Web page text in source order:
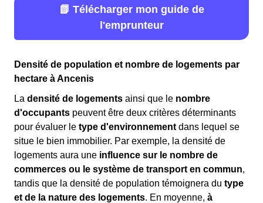
📗 Télécharger mon guide de
l'emprunteur
Densité de population et nombre de logements par
hectare à Ancenis
La densité de logements ainsi que le nombre
d'occupants peuvent être deux critères déterminants
pour évaluer le type d'environnement dans lequel se
situe le bien immobilier. Par exemple, la densité de
logements aura une influence sur le nombre de
commerces ou le système de transport en commun,
tandis que la densité de population témoignera du type
et de la nature des logements. En moyenne, à